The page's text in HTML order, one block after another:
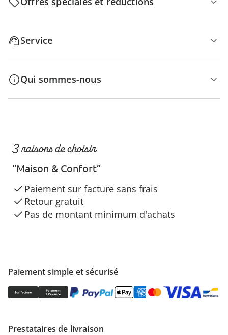
Service
Qui sommes-nous
Paiement simple et sécurisé
Prestataires de livraison
3 raisons de choisir
“Maison & Confort”
Paiement sur facture sans frais
Retour gratuit
Pas de montant minimum d'achats